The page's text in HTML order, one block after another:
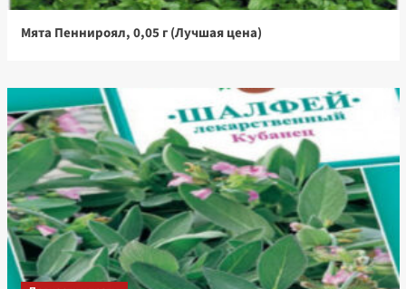
Мята Пеннироял, 0,05 г (Лучшая цена)